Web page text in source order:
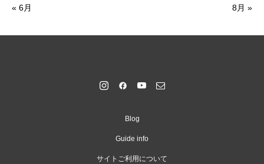
« 6月 8月 »
Blog
Guide info
サイトご利用について